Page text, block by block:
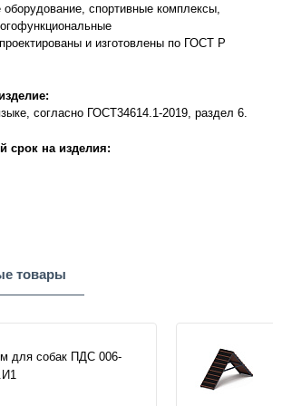
оборудование, спортивные комплексы,
и изготовлены по ГОСТ Р
согласно ГОСТ34614.1-2019, раздел 6.
срок на изделия:
товары
для собак ПДС 006-